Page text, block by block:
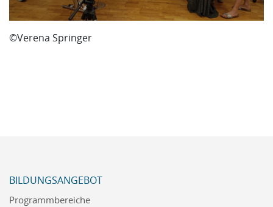
©Verena Springer
BILDUNGSANGEBOT
Programmbereiche